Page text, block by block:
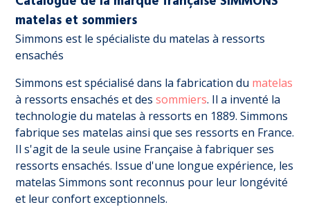
matelas et sommiers
Simmons est le spécialiste du matelas à ressorts
ensachés
Simmons est spécialisé dans la fabrication du matelas
à ressorts ensachés et dessommiers. Il a inventé la
technologie du matelas à ressorts en 1889. Simmons
fabrique ses matelas ainsi que ses ressorts en France.
Il s'agit de la seule usine Française à fabriquer ses
ressorts ensachés. Issue d'une longue expérience, les
matelas Simmons sont reconnus pour leur longévité
et leur confort exceptionnels.